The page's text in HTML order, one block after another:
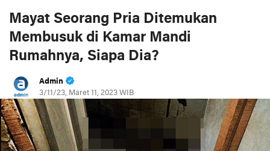
Mayat Seorang Pria Ditemukan
Membusuk di Kamar Mandi
Rumahnya, Siapa Dia?
Admin
3/11/23, Maret 11, 2023 WIB